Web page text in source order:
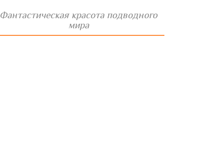
Фантастическая красота подводного
мира